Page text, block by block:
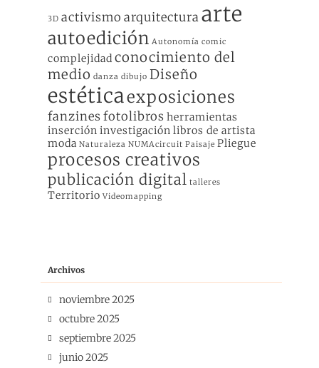
3D activismo arquitectura arte
autoedición Autonomía comic
complejidad conocimiento del
medio danza dibujo Diseño
estéticaexposiciones
fanzines fotolibros herramientas
inserción investigación libros de artista
moda Naturaleza NUMAcircuit Paisaje Pliegue
procesos creativos
publicación digital talleres
Territorio Videomapping
Archivos
noviembre 2025
octubre 2025
septiembre 2025
junio 2025